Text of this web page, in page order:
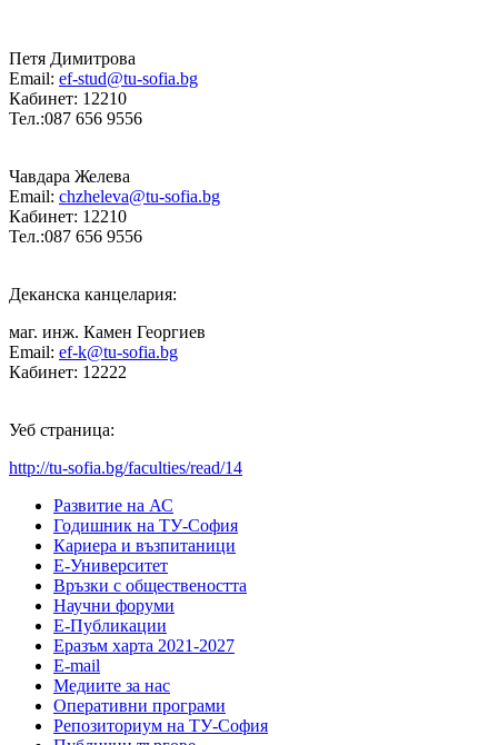
Петя Димитрова
Email: ef-stud@tu-sofia.bg
Кабинет: 12210
Тел.:087 656 9556
Чавдара Желева
Email: chzheleva@tu-sofia.bg
Кабинет: 12210
Тел.:087 656 9556
Деканска канцелария:
маг. инж. Камен Георгиев
Email: ef-k@tu-sofia.bg
Кабинет: 12222
Уеб страница:
http://tu-sofia.bg/faculties/read/14
Развитие на АС
Годишник на ТУ-София
Кариера и възпитаници
Е-Университет
Връзки с обществеността
Научни форуми
Е-Публикации
Еразъм харта 2021-2027
E-mail
Медиите за нас
Оперативни програми
Репозиториум на ТУ-София